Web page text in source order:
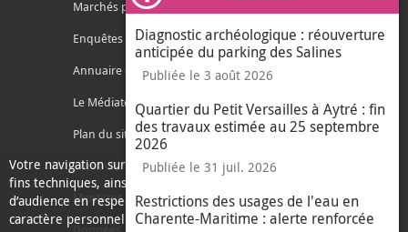
Votre navigation sur ce site nécessite l’usage de cookies pour des
fins techniques, ainsi que des cookies anonymisés de mesure
d’audience en respect de la législation relative aux données à
caractère personnel.
Diagnostic archéologique : réouverture
anticipée du parking des Salines
Publiée le 3 août 2026
Quartier du Petit Versailles à Aytré : fin
des travaux estimée au 25 septembre
2026
Publiée le 31 juil. 2026
Restrictions des usages de l'eau en
Charente-Maritime : alerte renforcée
Marchés publics
Enquêtes publiques
Annuaire des services
Le Médiateur de l'Agglo
Plan du site
Contacter l'agglo
Mentions légales